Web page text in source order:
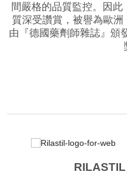
間嚴格的品質監控。因
質深受讚賞，被譽為歐
由『德國藥劑師雜誌』頒
RILASTIL